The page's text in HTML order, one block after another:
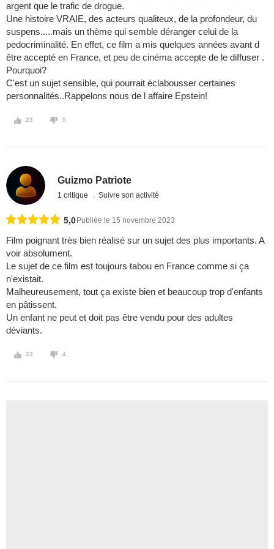
argent que le trafic de drogue.
Une histoire VRAIE, des acteurs qualiteux, de la profondeur, du
suspens.....mais un thème qui semble déranger celui de la
pedocriminalité. En effet, ce film a mis quelques années avant d
être accepté en France, et peu de cinéma accepte de le diffuser .
Pourquoi?
C'est un sujet sensible, qui pourrait éclabousser certaines
personnalités..Rappelons nous de l affaire Epstein!
23 5
Guizmo Patriote
1 critique Suivre son activité
5,0 Publiée le 15 novembre 2023
Film poignant très bien réalisé sur un sujet des plus importants. A
voir absolument.
Le sujet de ce film est toujours tabou en France comme si ça
n'existait.
Malheureusement, tout ça existe bien et beaucoup trop d'enfants
en pâtissent.
Un enfant ne peut et doit pas être vendu pour des adultes
déviants.
22 4